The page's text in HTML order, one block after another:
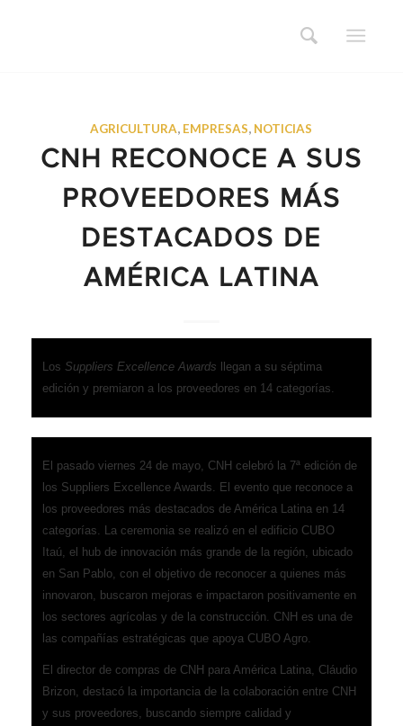
AGRICULTURA, EMPRESAS, NOTICIAS
CNH RECONOCE A SUS
PROVEEDORES MÁS
DESTACADOS DE
AMÉRICA LATINA
Los Suppliers Excellence Awards llegan a su séptima
edición y premiaron a los proveedores en 14 categorías.
El pasado viernes 24 de mayo, CNH celebró la 7ª edición de
los Suppliers Excellence Awards. El evento que reconoce a
los proveedores más destacados de América Latina en 14
categorías. La ceremonia se realizó en el edificio CUBO
Itaú, el hub de innovación más grande de la región, ubicado
en San Pablo, con el objetivo de reconocer a quienes más
innovaron, buscaron mejoras e impactaron positivamente en
los sectores agrícolas y de la construcción. CNH es una de
las compañías estratégicas que apoya CUBO Agro.
El director de compras de CNH para América Latina, Cláudio
Brizon, destacó la importancia de la colaboración entre CNH
y sus proveedores, buscando siempre calidad y